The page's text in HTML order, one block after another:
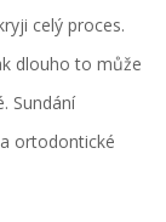
celý proces.
dlouho to může
Sundání
ortodontické